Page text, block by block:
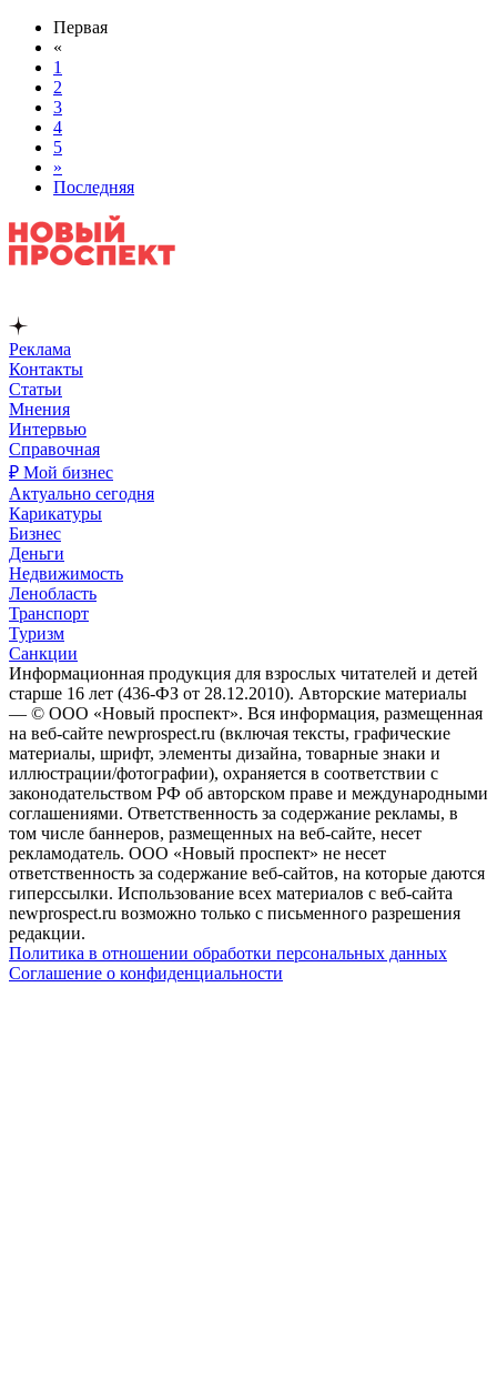
Первая
«
1
2
3
4
5
»
Последняя
Реклама
Контакты
Статьи
Мнения
Интервью
Справочная
₽ Мой бизнес
Актуально сегодня
Карикатуры
Бизнес
Деньги
Недвижимость
Ленобласть
Транспорт
Туризм
Санкции
Информационная продукция для взрослых читателей и детей
старше 16 лет (436-ФЗ от 28.12.2010). Авторские материалы
— © ООО «Новый проспект». Вся информация, размещенная
на веб-сайте newprospect.ru (включая тексты, графические
материалы, шрифт, элементы дизайна, товарные знаки и
иллюстрации/фотографии), охраняется в соответствии с
законодательством РФ об авторском праве и международными
соглашениями. Ответственность за содержание рекламы, в
том числе баннеров, размещенных на веб-сайте, несет
рекламодатель. ООО «Новый проспект» не несет
ответственность за содержание веб-сайтов, на которые даются
гиперссылки. Использование всех материалов с веб-сайта
newprospect.ru возможно только с письменного разрешения
редакции.
Политика в отношении обработки персональных данных
Соглашение о конфиденциальности